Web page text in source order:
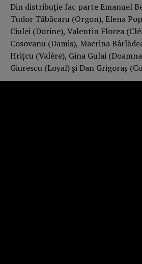
Din distribuție fac parte Emanuel
Tudor Tăbăcaru (Orgon), Elena
Ciulei (Dorine), Valentin Florea
Cosovanu (Damis), Macrina
Hrițcu (Valère), Gina Gulai
Giurescu (Loyal) și Dan Grigoraș